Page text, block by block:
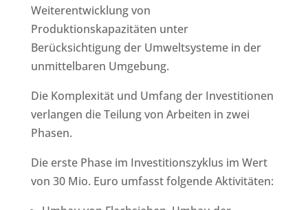
Weiterentwicklung von
Produktionskapazitäten unter
Berücksichtigung der Umweltsysteme in der
unmittelbaren Umgebung.
Die Komplexität und Umfang der Investitionen
verlangen die Teilung von Arbeiten in zwei
Phasen.
Die erste Phase im Investitionszyklus im Wert
von 30 Mio. Euro umfasst folgende Aktivitäten: